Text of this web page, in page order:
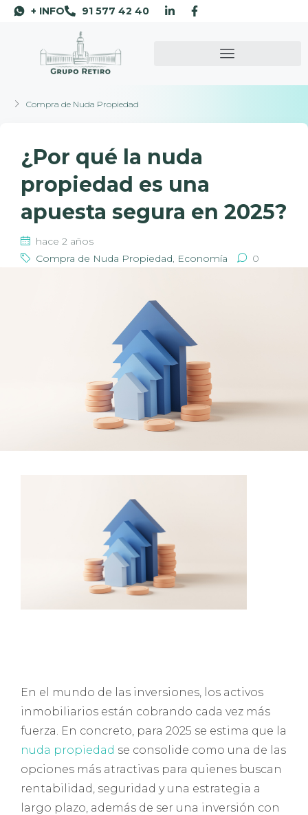
+ INFO 91 577 42 40
Compra de Nuda Propiedad
¿Por qué la nuda
propiedad es una
apuesta segura en 2025?
hace 2 años
Compra de Nuda Propiedad, Economía 0
En el mundo de las inversiones, los activos
inmobiliarios están cobrando cada vez más
fuerza. En concreto, para 2025 se estima que la
nuda propiedad se consolide como una de las
opciones más atractivas para quienes buscan
rentabilidad, seguridad y una estrategia a
largo plazo, además de ser una inversión con